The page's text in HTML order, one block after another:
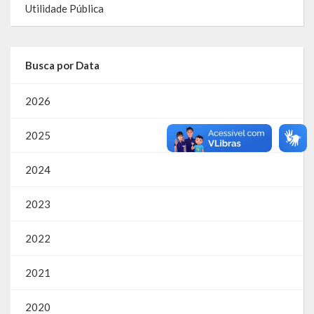
RPPS
RREO
Portal da Transparência
Links Úteis
Emendas Parlament. EC 105 FNS
Utilidade Pública
Busca por Data
2026
2025
2024
2023
2022
2021
2020